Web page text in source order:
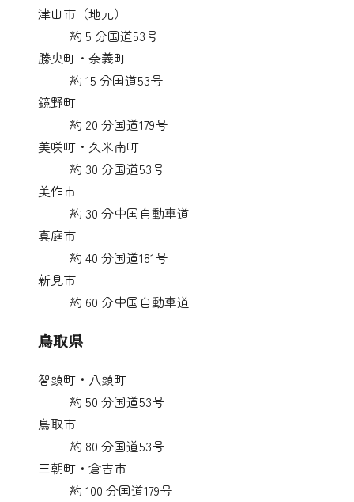
津山市（地元）
約 5 分国道53号
勝央町・奈義町
約 15 分国道53号
鏡野町
約 20 分国道179号
美咲町・久米南町
約 30 分国道53号
美作市
約 30 分中国自動車道
真庭市
約 40 分国道181号
新見市
約 60 分中国自動車道
鳥取県
智頭町・八頭町
約 50 分国道53号
鳥取市
約 80 分国道53号
三朝町・倉吉市
約 100 分国道179号